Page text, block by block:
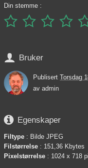
Din stemme :
   
 Bruker
Publisert Torsdag
av admin
 Egenskaper
Filtype : Bilde JPEG
Filstørrelse : 151,36 Kbytes
Pixelstørrelse : 1024 x 718